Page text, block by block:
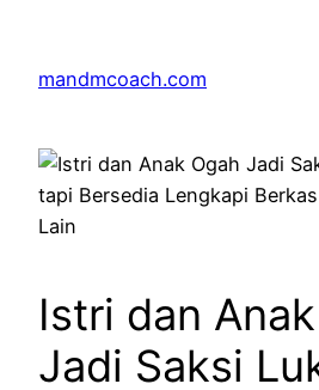
content
mandmcoach.com
Istri dan
Jadi Saksi